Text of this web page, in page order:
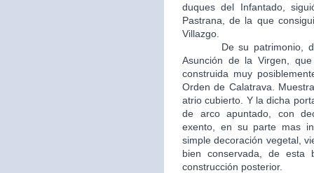
duques del Infantado,
Pastrana, de la que
Villazgo.
De su patrimonio,
Asunción de la Virgen,
construida muy
Orden de Calatrava.
atrio cubierto. Y la dicha
de arco apuntado, con
exento, en su parte mas
simple decoración vegetal,
bien conservada, de
construcción posterior.